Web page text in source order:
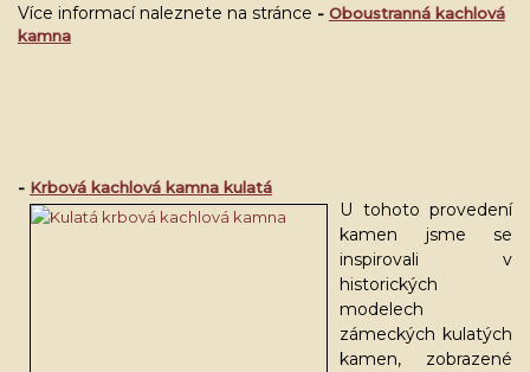
Více informací naleznete na stránce - Oboustranná kachlová
kamna
- Krbová kachlová kamna kulatá
U tohoto provedení
kamen jsme se
inspirovali v
historických
modelech
zámeckých kulatých
kamen, zobrazené